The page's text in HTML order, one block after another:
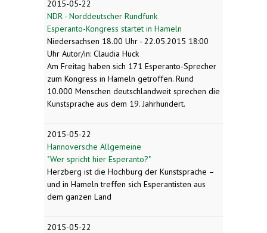
2015-05-22
NDR - Norddeutscher Rundfunk
Esperanto-Kongress startet in Hameln
Niedersachsen 18.00 Uhr - 22.05.2015 18:00
Uhr Autor/in: Claudia Huck
Am Freitag haben sich 171 Esperanto-Sprecher
zum Kongress in Hameln getroffen. Rund
10.000 Menschen deutschlandweit sprechen die
Kunstsprache aus dem 19. Jahrhundert.
2015-05-22
Hannoversche Allgemeine
"Wer spricht hier Esperanto?"
Herzberg ist die Hochburg der Kunstsprache –
und in Hameln treffen sich Esperantisten aus
dem ganzen Land
2015-05-22